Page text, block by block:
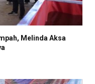
Melinda Aksa